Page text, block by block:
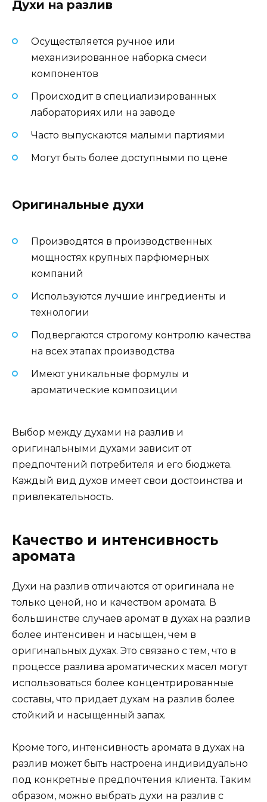
Духи на разлив
Осуществляется ручное или
механизированное наборка смеси
компонентов
Происходит в специализированных
лабораториях или на заводе
Часто выпускаются малыми партиями
Могут быть более доступными по цене
Оригинальные духи
Производятся в производственных
мощностях крупных парфюмерных
компаний
Используются лучшие ингредиенты и
технологии
Подвергаются строгому контролю качества
на всех этапах производства
Имеют уникальные формулы и
ароматические композиции
Выбор между духами на разлив и
оригинальными духами зависит от
предпочтений потребителя и его бюджета.
Каждый вид духов имеет свои достоинства и
привлекательность.
Качество и интенсивность
аромата
Духи на разлив отличаются от оригинала не
только ценой, но и качеством аромата. В
большинстве случаев аромат в духах на разлив
более интенсивен и насыщен, чем в
оригинальных духах. Это связано с тем, что в
процессе разлива ароматических масел могут
использоваться более концентрированные
составы, что придает духам на разлив более
стойкий и насыщенный запах.
Кроме того, интенсивность аромата в духах на
разлив может быть настроена индивидуально
под конкретные предпочтения клиента. Таким
образом, можно выбрать духи на разлив с